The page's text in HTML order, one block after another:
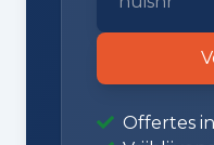
Offertes